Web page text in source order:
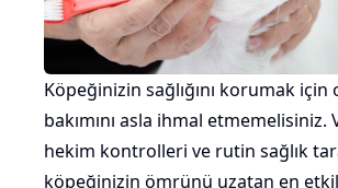
Köpeğinizin sağlığını korumak
bakımını asla ihmal etmemelisiniz.
hekim kontrolleri ve rutin sağlık
köpeğinizin ömrünü uzatan en etkili